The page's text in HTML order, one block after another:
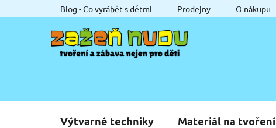
na
Blog - Co vyrábět s dětmi Prodejny O nákupu
Výtvarné techniky Materiál na tvoření